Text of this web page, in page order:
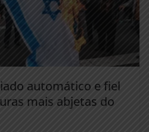
automático e fiel
mais abjetas do